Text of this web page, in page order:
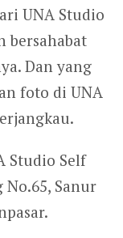
UNA Studio
bersahabat
Dan yang
foto di UNA
Studio Self
Sanur